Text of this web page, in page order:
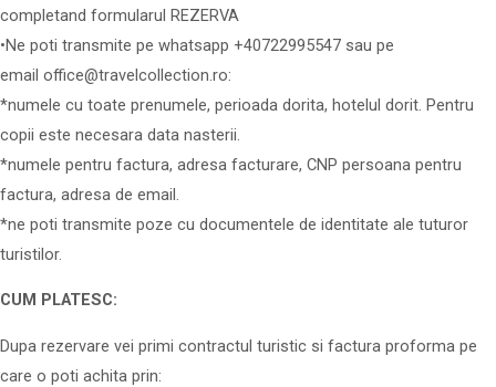
completand formularul REZERVA
•Ne poti transmite pe whatsapp +40722995547 sau pe
email office@travelcollection.ro:
*numele cu toate prenumele, perioada dorita, hotelul dorit. Pentru
copii este necesara data nasterii.
*numele pentru factura, adresa facturare, CNP persoana pentru
factura, adresa de email.
*ne poti transmite poze cu documentele de identitate ale tuturor
turistilor.
CUM PLATESC:
Dupa rezervare vei primi contractul turistic si factura proforma pe
care o poti achita prin: